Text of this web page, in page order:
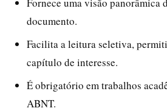
documento.
Facilita a leitura seletiva,
capítulo de interesse.
É obrigatório em trabalhos
ABNT.